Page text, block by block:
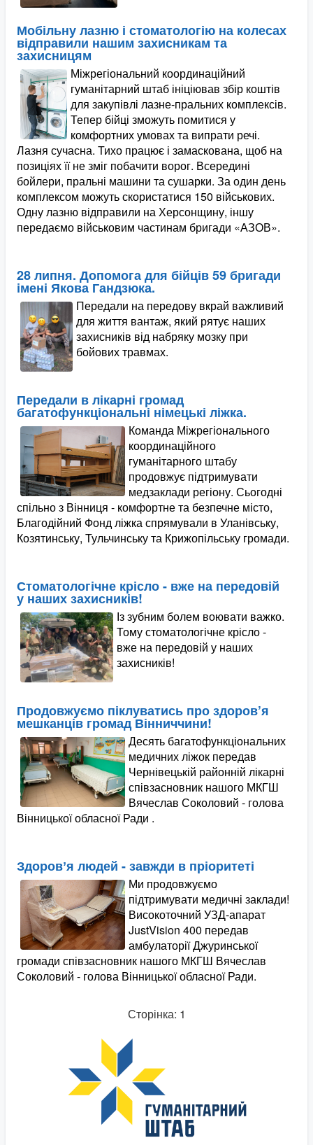
Мобільну лазню і стоматологію на колесах
відправили нашим захисникам та
захисницям
Міжрегіональний координаційний
гуманітарний штаб ініціював збір коштів
для закупівлі лазне-пральних комплексів.
Тепер бійці зможуть помитися у
комфортних умовах та випрати речі.
Лазня сучасна. Тихо працює і замаскована, щоб на
позиціях її не зміг побачити ворог. Всередині
бойлери, пральні машини та сушарки. За один день
комплексом можуть скористатися 150 військових.
Одну лазню відправили на Херсонщину, іншу
передаємо військовим частинам бригади «АЗОВ».
28 липня. Допомога для бійців 59 бригади
імені Якова Гандзюка.
Передали на передову вкрай важливий
для життя вантаж, який рятує наших
захисників від набряку мозку при
бойових травмах.
Передали в лікарні громад
багатофункціональні німецькі ліжка.
Команда Міжрегіонального
координаційного
гуманітарного штабу
продовжує підтримувати
медзаклади регіону. Сьогодні
спільно з Вінниця - комфортне та безпечне місто,
Благодійний Фонд ліжка спрямували в Уланівську,
Козятинську, Тульчинську та Крижопільську громади.
Стоматологічне крісло - вже на передовій
у наших захисників!
Із зубним болем воювати важко.
Тому стоматологічне крісло -
вже на передовій у наших
захисників!
Продовжуємо піклуватись про здоров’я
мешканців громад Вінниччини!
Десять багатофункціональних
медичних ліжок передав
Чернівецькій районній лікарні
співзасновник нашого МКГШ
Вячеслав Соколовий - голова
Вінницької обласної Ради .
Здоровʼя людей - завжди в пріоритеті
Ми продовжуємо
підтримувати медичні заклади!
Високоточний УЗД-апарат
JustVision 400 передав
амбулаторії Джуринської
громади співзасновник нашого МКГШ Вячеслав
Соколовий - голова Вінницької обласної Ради.
Сторінка: 1